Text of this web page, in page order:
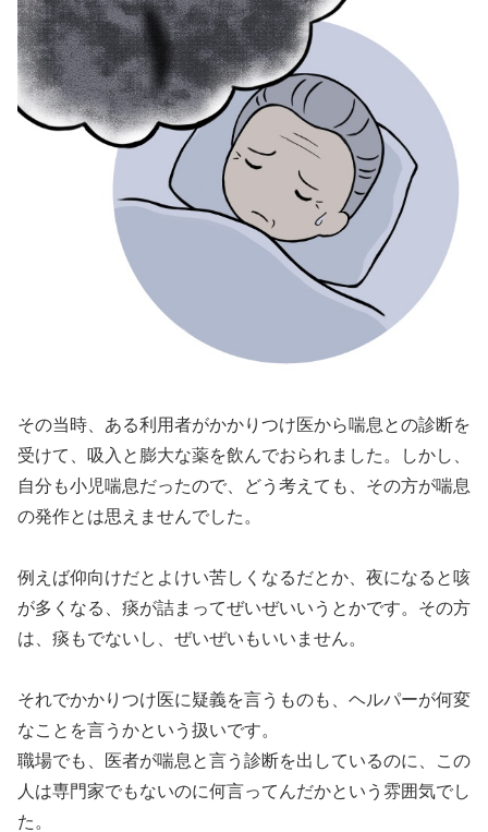
その当時、ある利用者がかかりつけ医から喘息との診断を
受けて、吸入と膨大な薬を飲んでおられました。しかし、
自分も小児喘息だったので、どう考えても、その方が喘息
の発作とは思えませんでした。
例えば仰向けだとよけい苦しくなるだとか、夜になると咳
が多くなる、痰が詰まってぜいぜいいうとかです。その方
は、痰もでないし、ぜいぜいもいいません。
それでかかりつけ医に疑義を言うものも、ヘルパーが何変
なことを言うかという扱いです。
職場でも、医者が喘息と言う診断を出しているのに、この
人は専門家でもないのに何言ってんだかという雰囲気でし
た。